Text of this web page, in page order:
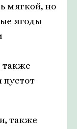
мягкой, но
ягоды
пустот
также